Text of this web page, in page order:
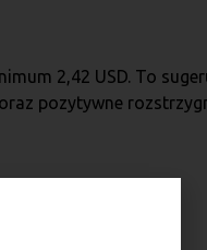
2,42 USD. To
pozytywne